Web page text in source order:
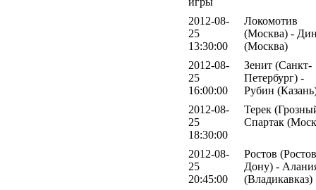
2012-08-
25
13:30:00
Локомотив
(Москва) -
(Москва)
2012-08-
25
16:00:00
Зенит (Санкт-
Петербург) -
Рубин
2012-08-
25
18:30:00
Терек
Спартак
2012-08-
25
20:45:00
Ростов
Дону) -
(Владикавказ)